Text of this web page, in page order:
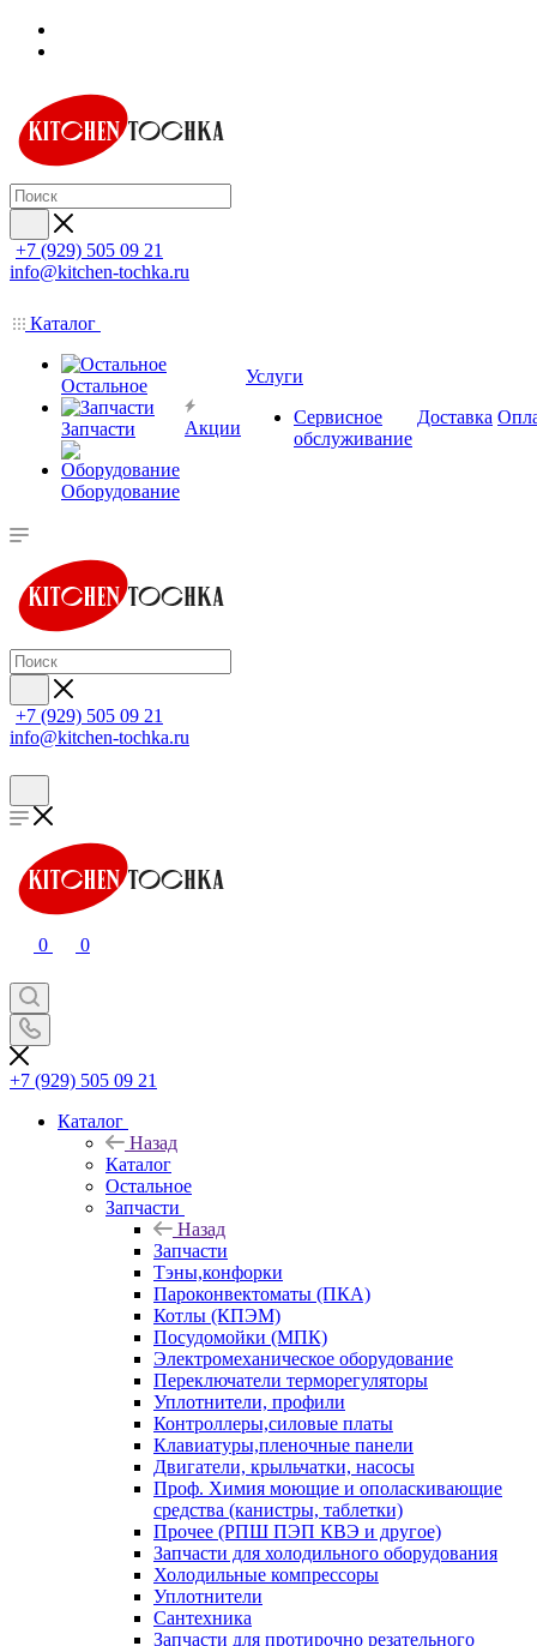
+7 (929) 505 09 21
info@kitchen-tochka.ru
Каталог
Остальное
Запчасти
Оборудование
Акции
Услуги
Сервисное
обслуживание
Доставка
+7 (929) 505 09 21
info@kitchen-tochka.ru
0 0
+7 (929) 505 09 21
Каталог
Назад
Каталог
Остальное
Запчасти
Назад
Запчасти
Тэны,конфорки
Пароконвектоматы (ПКА)
Котлы (КПЭМ)
Посудомойки (МПК)
Электромеханическое оборудование
Переключатели терморегуляторы
Уплотнители, профили
Контроллеры,силовые платы
Клавиатуры,пленочные панели
Двигатели, крыльчатки, насосы
Проф. Химия моющие и ополаскивающие
средства (канистры, таблетки)
Прочее (РПШ ПЭП КВЭ и другое)
Запчасти для холодильного оборудования
Холодильные компрессоры
Уплотнители
Сантехника
Запчасти для протирочно резательного